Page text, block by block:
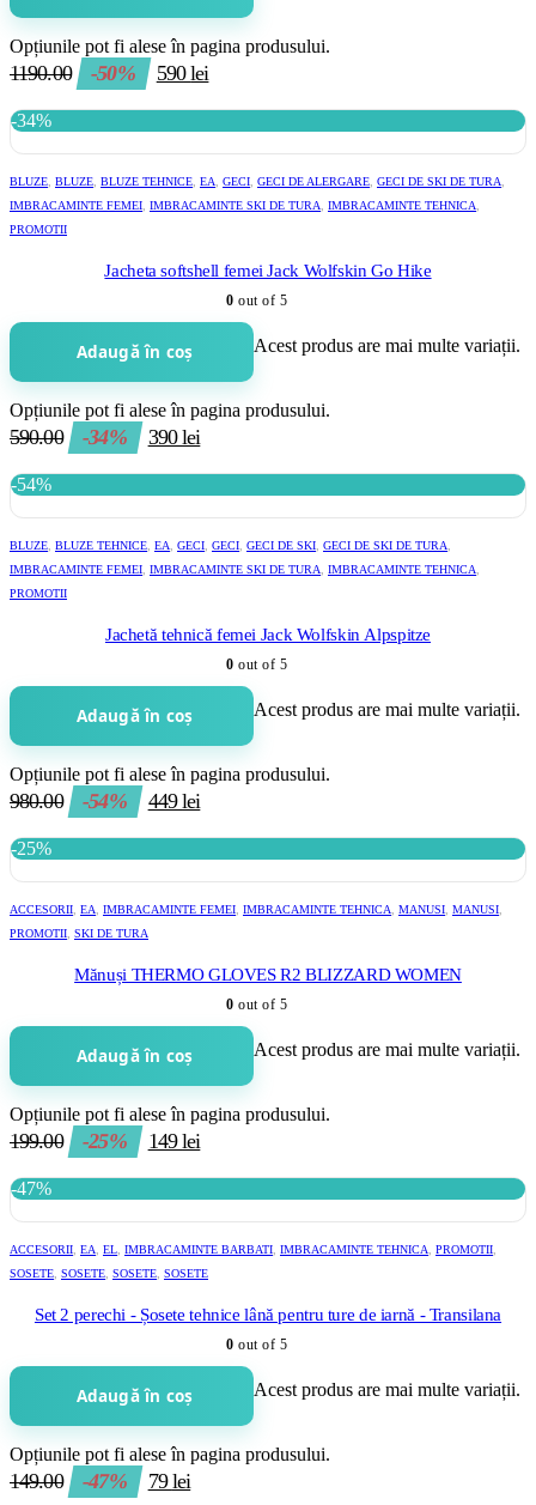
Opțiunile pot fi alese în pagina produsului.
1190.00 -50% 590lei
-34%
BLUZE BLUZE BLUZE TEHNICE EA GECI GECI DE ALERGARE GECI DE SKI DE TURA
IMBRACAMINTE FEMEI IMBRACAMINTE SKI DE TURA IMBRACAMINTE TEHNICA
PROMOTII
Jacheta softshell femei Jack Wolfskin Go Hike
0 out of 5
Adaugă în coș Acest produs are mai multe variații.
Opțiunile pot fi alese în pagina produsului.
590.00 -34% 390lei
-54%
BLUZE BLUZE TEHNICE EA GECI GECI GECI DE SKI GECI DE SKI DE TURA
IMBRACAMINTE FEMEI IMBRACAMINTE SKI DE TURA IMBRACAMINTE TEHNICA
PROMOTII
Jachetă tehnică femei Jack Wolfskin Alpspitze
0 out of 5
Adaugă în coș Acest produs are mai multe variații.
Opțiunile pot fi alese în pagina produsului.
980.00 -54% 449lei
-25%
ACCESORII EA IMBRACAMINTE FEMEI IMBRACAMINTE TEHNICA MANUSI MANUSI
PROMOTII SKI DE TURA
Mănuși THERMO GLOVES R2 BLIZZARD WOMEN
0 out of 5
Adaugă în coș Acest produs are mai multe variații.
Opțiunile pot fi alese în pagina produsului.
199.00 -25% 149lei
-47%
ACCESORII EA EL IMBRACAMINTE BARBATI IMBRACAMINTE TEHNICA PROMOTII
SOSETE SOSETE SOSETE SOSETE
Set 2 perechi - Șosete tehnice lână pentru ture de iarnă - Transilana
0 out of 5
Adaugă în coș Acest produs are mai multe variații.
Opțiunile pot fi alese în pagina produsului.
149.00 -47% 79lei